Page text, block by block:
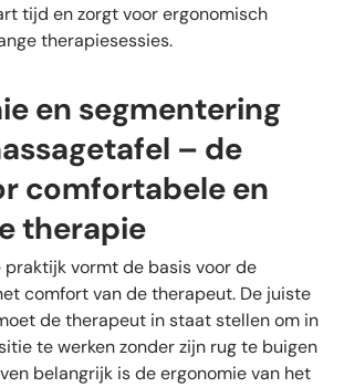
tijd en zorgt voor ergonomisch
therapiesessies.
en segmentering
– de
comfortabele en
therapie
praktijk vormt de basis voor de
comfort van de therapeut. De juiste
de therapeut in staat stellen om in
te werken zonder zijn rug te buigen
belangrijk is de ergonomie van het